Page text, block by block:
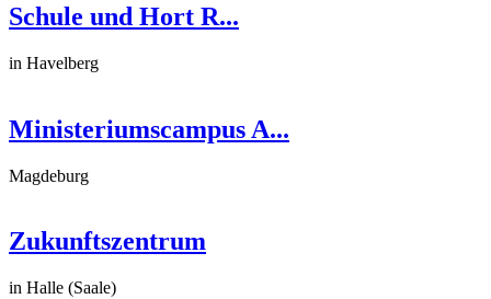
Schule und Hort R...
in Havelberg
Ministeriumscampus A...
Magdeburg
Zukunftszentrum
in Halle (Saale)